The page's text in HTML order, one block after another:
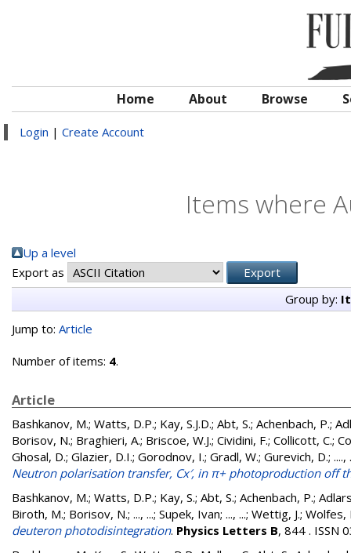
Home About Browse
Login | Create Account
Items where
Up a level
Export as
Group by:
Jump to: Article
Number of items: 4.
Article
Bashkanov, M.; Watts, D.P.; Kay, S.J.D.; Abt, S.; Achenbach, P.;
Borisov, N.; Braghieri, A.; Briscoe, W.J.; Cividini, F.; Collicott, C.;
Ghosal, D.; Glazier, D.I.; Gorodnov, I.; Gradl, W.; Gurevich, D.; ....,
Neutron polarisation transfer, Cx′, in π+ photoproduction off
Bashkanov, M.; Watts, D.P.; Kay, S.; Abt, S.; Achenbach, P.;
Biroth, M.; Borisov, N.; ..., ...; Supek, Ivan; ..., ...; Wettig, J.; Wolfes,
deuteron photodisintegration. Physics Letters B, 844 . ISSN